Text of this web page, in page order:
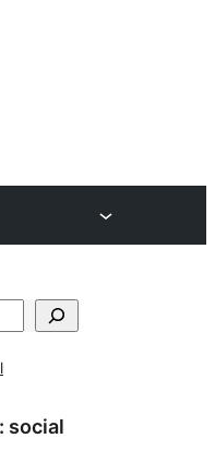
social